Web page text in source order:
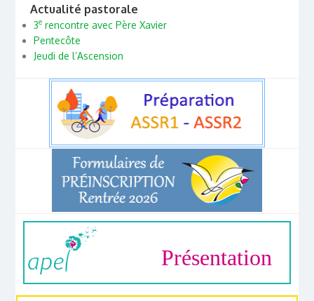
Actualité pastorale
3erencontre avec Père Xavier
Pentecôte
Jeudi de l’Ascension
Présentation